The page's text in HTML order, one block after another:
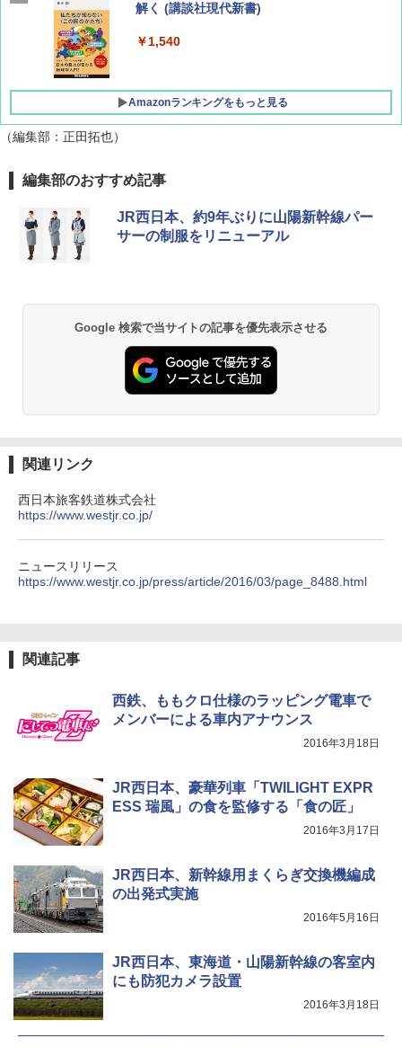
集】ボーイング110周年を祝して！
￥1,760
解く (講談社現代新書)
￥1,540
Amazonランキングをもっと見る
[キャンパーズコレクション 山善] ポップアッ
プテント 傘みたいに広げて畳める パッとサ
ッとサンシェード キューブ フルクローズ メ
ッシュ 簡単設置 ワンタッチテント キャンプ
&ハイキング カーキ PATC-150(KH)
PYKES PEAK (パイクスピーク) 着替えテン
ト プライバシー テント 【中が透けない】 1
人用 折りたたみ 防災グッズ 災害用トイレ ビ
ーチ ピクニック ポップアップテント 携帯 簡
易 トイレテント (ブラック)
￥4,980
500002(88859)
[キャンパーズコレクション 山善] 傘みたいに
[キャンパーズコレクション 山善] 傘みたいに
広げるだけ パッとサッとテント キューブワ
ATCW-150B エクルベージュ
DEWEL パラソル 大型 ビーチ アウトドアパ
ラソル ガーデン サイトシート付 折りたたみ
防水 UVカット 4段階高さ調整 軽量 収納袋付
き
BUNDOK(バンドック)ソロ ドーム 1 EX BDK
-08EX カーキ ソロキャンプ ポリエステル フ
レーム テント
￥14,800
ニューエラ New Era キャップ メッシュキャ
サーフライダーファウンデーション Surfride
熊撃退スプレー 熊よけスプレー 熊スプレー
【日本企業販売】超強力クマ対策スプレー 30
付き ヒグマ・イノシシ対策 自治体・教育機
関の購入実績 登山・キャンプ・アウトドア・
￥3,680
（編集部：正田拓也）
編集部のおすすめ記事
JR西日本、約9年ぶりに山陽新幹線パー
サーの制服をリニューアル
Google 検索で当サイトの記事を優先表示させる
関連リンク
西日本旅客鉄道株式会社
https://www.westjr.co.jp/
ニュースリリース
https://www.westjr.co.jp/press/article/2016/03/page_8488.html
関連記事
西鉄、ももクロ仕様のラッピング電車で
メンバーによる車内アナウンス
2016年3月18日
JR西日本、豪華列車「TWILIGHT EXPR
ESS 瑞風」の食を監修する「食の匠」
2016年3月17日
JR西日本、新幹線用まくらぎ交換機編成
の出発式実施
2016年5月16日
JR西日本、東海道・山陽新幹線の客室内
にも防犯カメラ設置
2016年3月18日